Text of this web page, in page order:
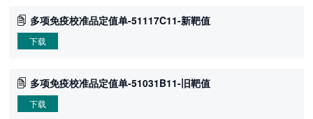
多项免疫校准品定值单-51117C11-新靶值
下载
多项免疫校准品定值单-51031B11-旧靶值
下载